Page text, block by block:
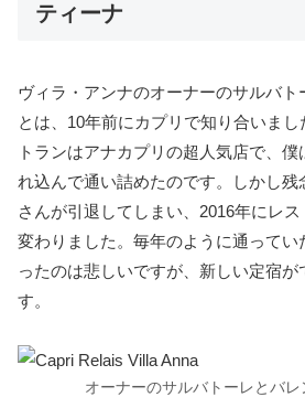
ティーナ
ヴィラ・アンナのオーナーのサルバト
とは、10年前にカプリで知り合いま
トランはアナカプリの超人気店で、
れ込んで通い詰めたのです。しかし
さんが引退してしまい、2016年にレ
変わりました。毎年のように通ってい
ったのは悲しいですが、新しい定宿
す。
オーナーのサルバトーレとバ